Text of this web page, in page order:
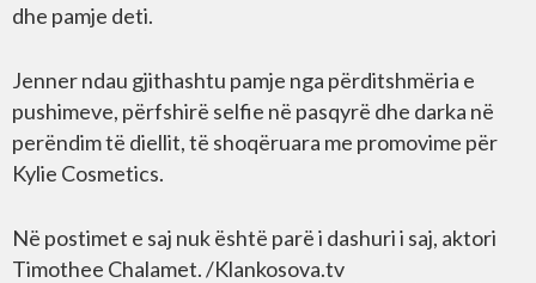
dhe pamje deti.
Jenner ndau gjithashtu pamje nga përditshmëria e
pushimeve, përfshirë selfie në pasqyrë dhe darka në
perëndim të diellit, të shoqëruara me promovime për
Kylie Cosmetics.
Në postimet e saj nuk është parë i dashuri i saj, aktori
Timothee Chalamet. /Klankosova.tv